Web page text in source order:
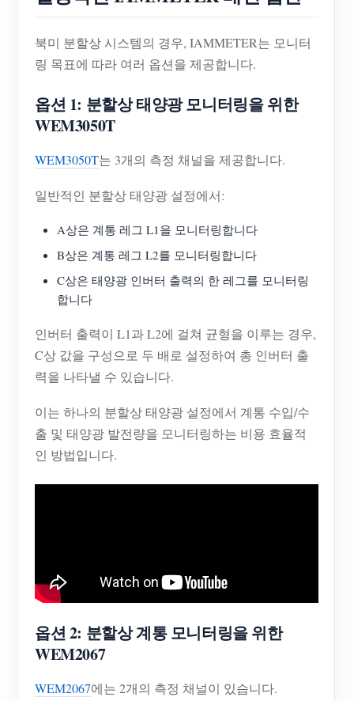
북미 분할상 시스템의 경우, IAMMETER는 모니터
링 목표에 따라 여러 옵션을 제공합니다.
옵션 1: 분할상 태양광 모니터링을 위한
WEM3050T
WEM3050T는 3개의 측정 채널을 제공합니다.
일반적인 분할상 태양광 설정에서:
A상은 계통 레그 L1을 모니터링합니다
B상은 계통 레그 L2를 모니터링합니다
C상은 태양광 인버터 출력의 한 레그를 모니터링
합니다
인버터 출력이 L1과 L2에 걸쳐 균형을 이루는 경우,
C상 값을 구성으로 두 배로 설정하여 총 인버터 출
력을 나타낼 수 있습니다.
이는 하나의 분할상 태양광 설정에서 계통 수입/수
출 및 태양광 발전량을 모니터링하는 비용 효율적
인 방법입니다.
옵션 2: 분할상 계통 모니터링을 위한
WEM2067
WEM2067에는 2개의 측정 채널이 있습니다.